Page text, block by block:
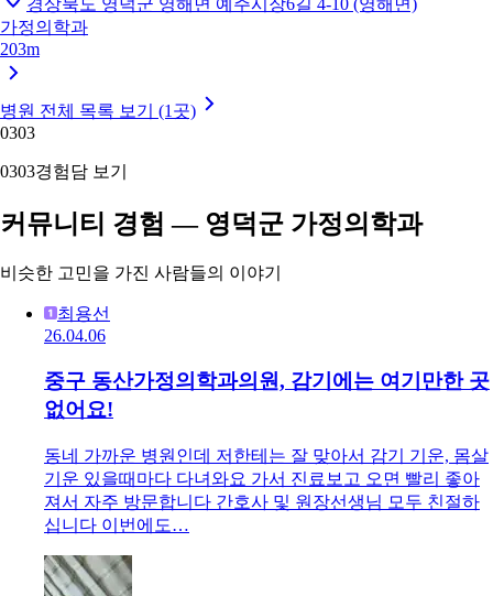
가정의학과
203m
병원 전체 목록 보기 (1곳)
0303
0303경험담 보기
커뮤니티 경험 — 영덕군 가정의학과
비슷한 고민을 가진 사람들의 이야기
최용선
26.04.06
중구 동산가정의학과의원, 감기에는 여기만한 곳
없어요!
동네 가까운 병원인데 저한테는 잘 맞아서 감기 기운, 몸살
기운 있을때마다 다녀와요 가서 진료보고 오면 빨리 좋아
져서 자주 방문합니다 간호사 및 원장선생님 모두 친절하
십니다 이번에도…